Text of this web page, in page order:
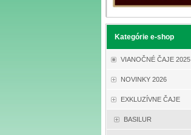
Kategórie e-shop
VIANOČNÉ ČAJE 2025
NOVINKY 2026
EXKLUZÍVNE ČAJE
BASILUR